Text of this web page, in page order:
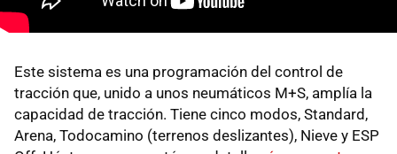
Este sistema es una programación del control de
tracción que, unido a unos neumáticos M+S, amplía la
capacidad de tracción. Tiene cinco modos, Standard,
Arena, Todocamino (terrenos deslizantes), Nieve y ESP